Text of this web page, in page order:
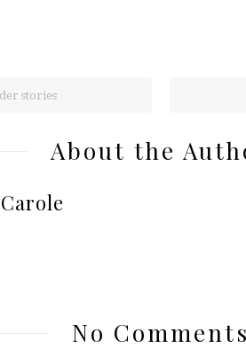
stories
About the
Carole
No Comments